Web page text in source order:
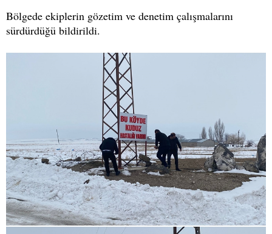
Bölgede ekiplerin gözetim ve denetim çalışmalarını
sürdürdüğü bildirildi.